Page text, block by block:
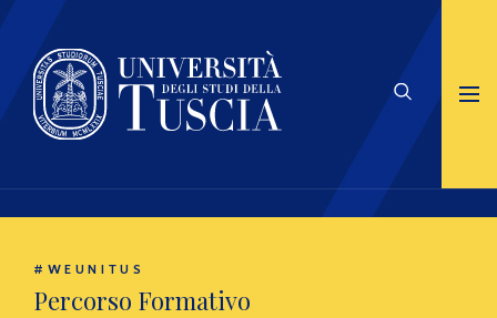
#WEUNITUS
Percorso Formativo